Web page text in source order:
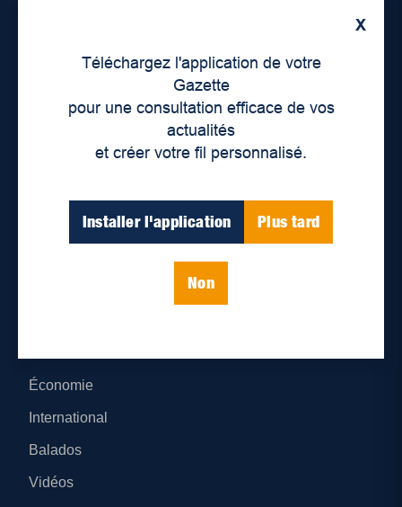
X
Téléchargez l'application de votre
Gazette
pour une consultation efficace de vos
actualités
et créer votre fil personnalisé.
Installer l'application Plus tard
Non
Lieux de distribution
Économie
International
Balados
Vidéos